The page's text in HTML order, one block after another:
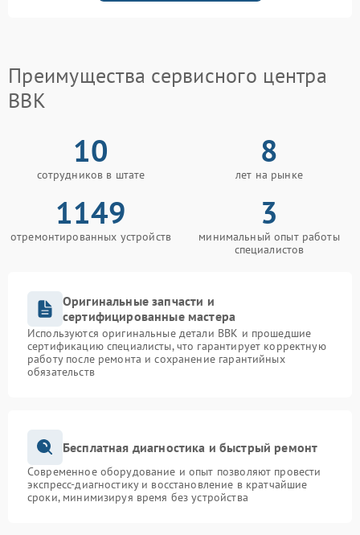
Преимущества сервисного центра
BBK
10
сотрудников в штате
8
лет на рынке
1149
отремонтированных устройств
3
минимальный опыт работы
специалистов
Оригинальные запчасти и
сертифицированные мастера
Используются оригинальные детали BBK и прошедшие
сертификацию специалисты, что гарантирует корректную
работу после ремонта и сохранение гарантийных
обязательств
Бесплатная диагностика и быстрый ремонт
Современное оборудование и опыт позволяют провести
экспресс-диагностику и восстановление в кратчайшие
сроки, минимизируя время без устройства